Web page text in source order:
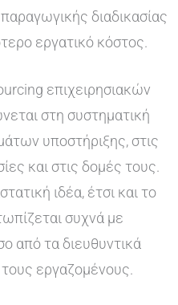
διαδικασίας
εργατικό κόστος.
επιχειρησιακών
στη συστηματική
υποστήριξης, στις
και στις δομές τους.
ιδέα, έτσι και τo
συχνά με
από τα διευθυντικά
εργαζομένους.